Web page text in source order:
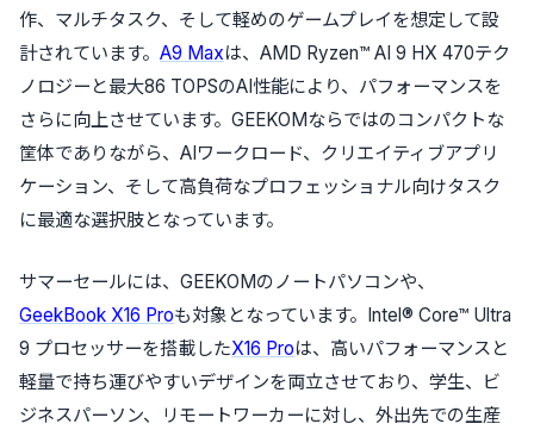
作、マルチタスク、そして軽めのゲームプレイを想定して設
計されています。 A9 Maxは、AMD Ryzen™ AI 9 HX 470テク
ノロジーと最大86 TOPSのAI性能により、パフォーマンスを
さらに向上させています。GEEKOMならではのコンパクトな
筐体でありながら、AIワークロード、クリエイティブアプリ
ケーション、そして高負荷なプロフェッショナル向けタスク
に最適な選択肢となっています。
サマーセールには、GEEKOMのノートパソコンや、
GeekBook X16 Proも対象となっています。Intel® Core™ Ultra
9 プロセッサーを搭載したX16 Proは、高いパフォーマンスと
軽量で持ち運びやすいデザインを両立させており、学生、ビ
ジネスパーソン、リモートワーカーに対し、外出先での生産